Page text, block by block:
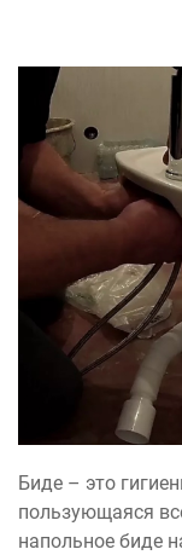
Биде – это
пользующаяся
напольное биде